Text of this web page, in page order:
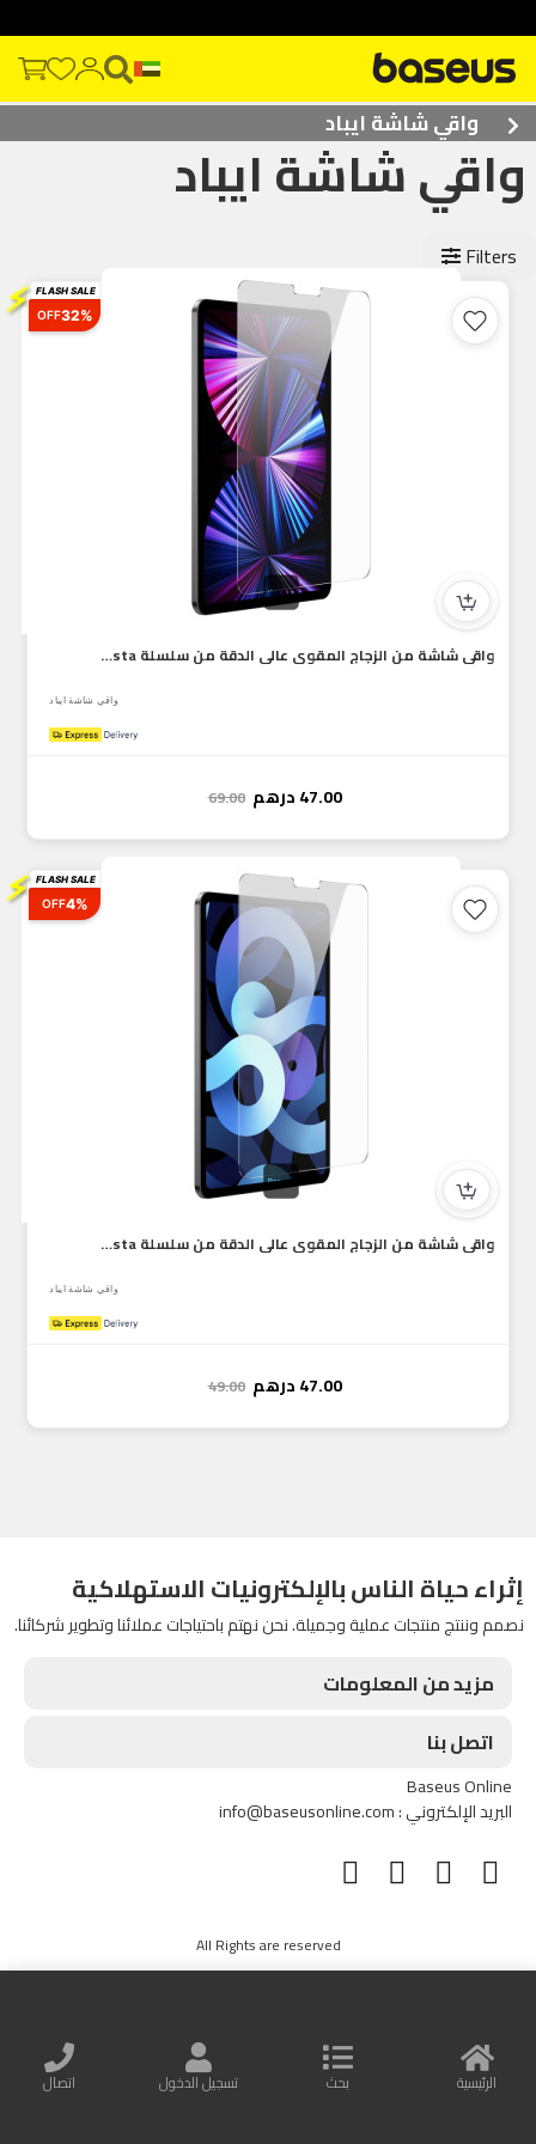
واقي شاشة ايباد
واقي شاشة ايباد
Filters
⚡ FLASH SALE
32%
OFF
واقي شاشة من الزجاج المقوى عالي الدقة من سلسلة Baseus Crysta...
واقي شاشة ايباد
47.00درهم 69.00
⚡ FLASH SALE
4%
OFF
واقي شاشة من الزجاج المقوى عالي الدقة من سلسلة Baseus Crysta...
واقي شاشة ايباد
47.00درهم 49.00
إثراء حياة الناس بالإلكترونيات الاستهلاكية
نصمم وننتج منتجات عملية وجميلة. نحن نهتم باحتياجات عملائنا وتطوير شركائنا.
مزيد من المعلومات
اتصل بنا
Baseus Online
البريد الإلكتروني : info@baseusonline.com
All Rights are reserved
الرئيسية بحث تسجيل الدخول اتصال